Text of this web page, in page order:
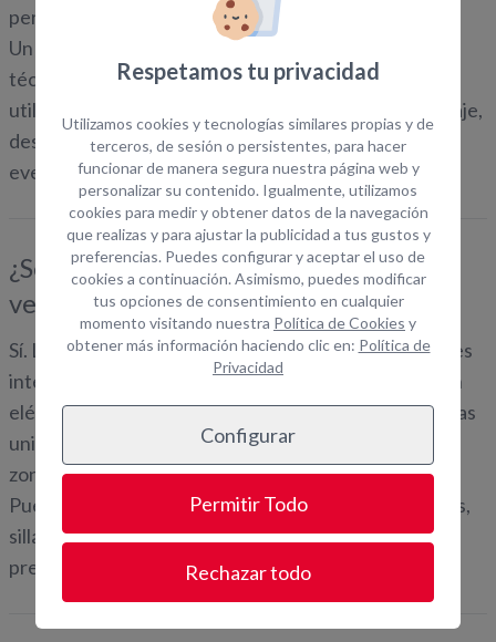
pertenencias y utilizar duchas o aseos.
Un
camerino prefabricadoestá orientado a artistas,
técnicos, actores y equipos de producción. Puede
utilizarse como zona privada de preparación, maquillaje,
descanso o backstage en conciertos, festivales,
eventos y rodajes.
¿Se pueden personalizar y equipar los
vestuarios y camerinos?
Sí. Los módulos pueden adaptarse mediante divisiones
interiores, puertas, ventanas, iluminación, instalación
eléctrica y climatización. También es posible unir varias
unidades para crear espacios más amplios o separar
zonas de cambio, descanso y servicios.
Puedes añadir
taquillas,bancos para vestuario
, mesas,
sillas y otros elementos de mobiliario según el uso
previsto.
Respetamos tu privacidad
Utilizamos cookies y tecnologías similares propias y de
terceros, de sesión o persistentes, para hacer
funcionar de manera segura nuestra página web y
personalizar su contenido. Igualmente, utilizamos
cookies para medir y obtener datos de la navegación
que realizas y para ajustar la publicidad a tus gustos y
preferencias. Puedes configurar y aceptar el uso de
cookies a continuación. Asimismo, puedes modificar
tus opciones de consentimiento en cualquier
momento visitando nuestra Política de Cookies y
obtener más información haciendo clic en: Política de
Privacidad
Configurar
Permitir Todo
Rechazar todo